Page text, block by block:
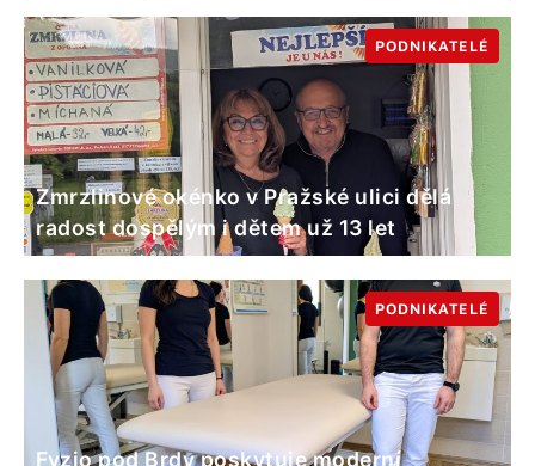
Zmrzlinové okénko v Pražské ulici dělá
radost dospělým i dětem už 13 let
PODNIKATELÉ
Fyzio pod Brdy poskytuje moderní
PODNIKATELÉ